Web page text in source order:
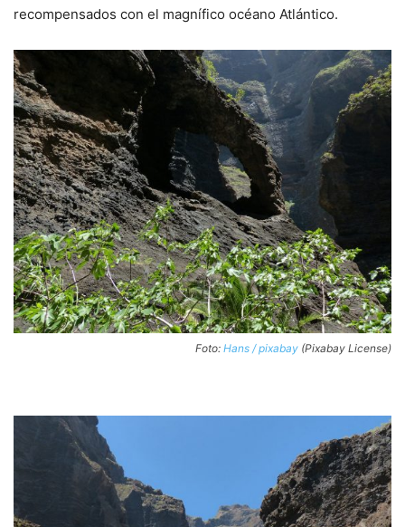
recompensados con el magnífico océano Atlántico.
Foto: Hans / pixabay (Pixabay License)